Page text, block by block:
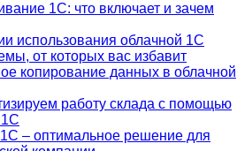
1С: что включает и зачем
использования облачной 1С
от которых вас избавит
копирование данных в облачной
работу склада с помощью
– оптимальное решение для